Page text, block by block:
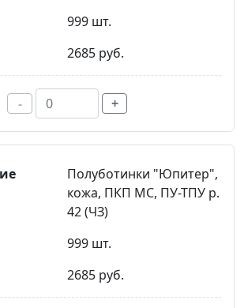
999 шт.
2685 руб.
- +
Полуботинки "Юпитер",
кожа, ПКП МС, ПУ-ТПУ р.
42 (ЧЗ)
999 шт.
2685 руб.